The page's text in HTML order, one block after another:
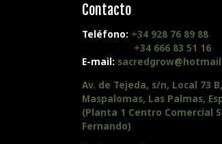
Contacto
Teléfono: +34 928 76 89 88
+34 666 83 51 16
E-mail:
Av. de Tejeda, s/n, Local 73
Maspalomas, Las Palmas,
(Planta 1 Centro Comercial
Fernando)